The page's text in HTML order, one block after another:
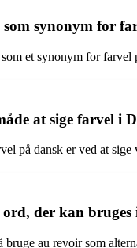
synonym for
et synonym for farvel
at sige farvel i
på dansk er ved at sige
der kan bruges
bruge au revoir som